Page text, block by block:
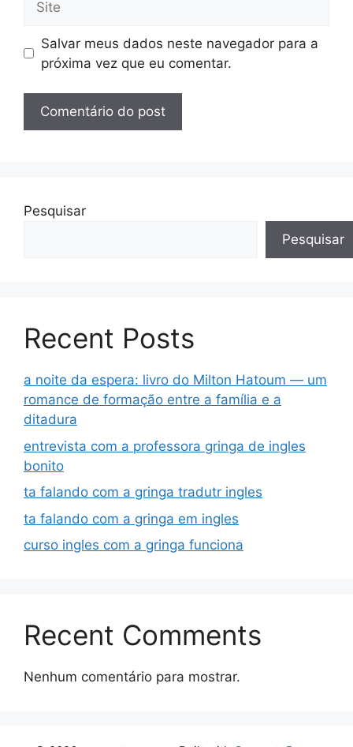
Salvar meus dados neste navegador para a
próxima vez que eu comentar.
Pesquisar
Pesquisar
Recent Posts
a noite da espera: livro do Milton Hatoum — um
romance de formação entre a família e a
ditadura
entrevista com a professora gringa de ingles
bonito
ta falando com a gringa tradutr ingles
ta falando com a gringa em ingles
curso ingles com a gringa funciona
Recent Comments
Nenhum comentário para mostrar.